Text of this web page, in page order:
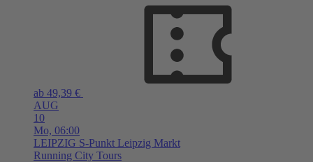
ab 49,39 €
AUG
10
Mo, 06:00
LEIPZIG S-Punkt Leipzig Markt
Running City Tours